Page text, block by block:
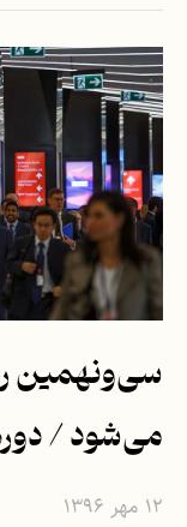
می‌شود /
۱۲ مهر ۱۳۹۶